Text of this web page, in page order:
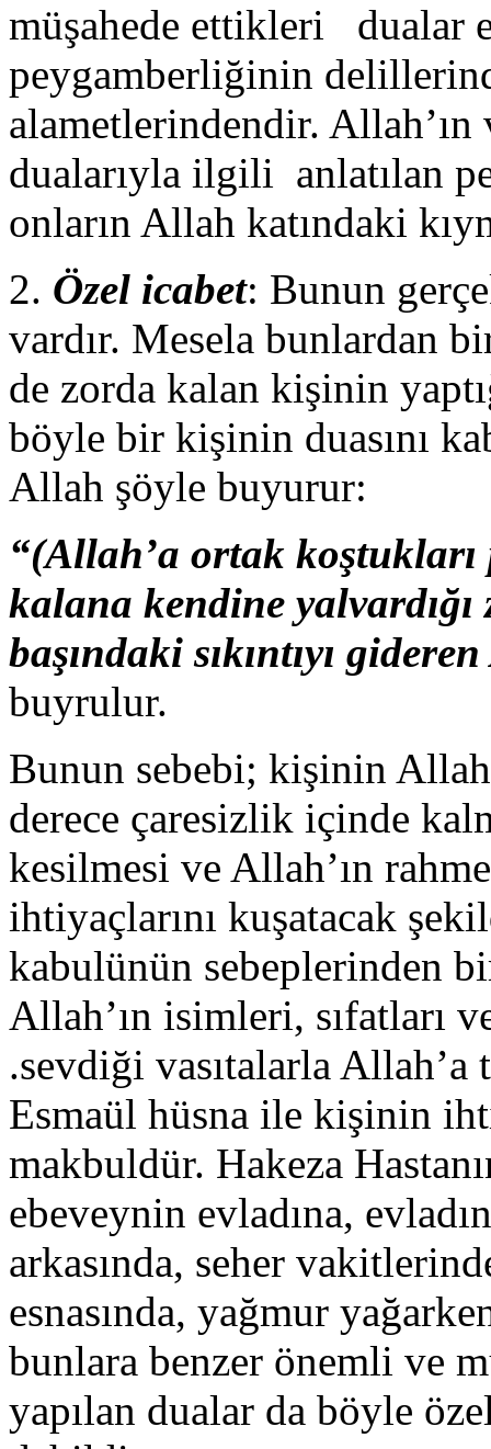
müşahede ettikleri dualar
peygamberliğinin
alametlerindendir.
dualarıyla ilgili anlatılan
onların Allah katındaki
2. Özel icabet: Bunun
vardır. Mesela bunlardan
de zorda kalan kişinin
böyle bir kişinin duasını
Allah şöyle buyurur:
“(Allah’a ortak koştukları
kalana kendine yalvardığı
başındaki sıkıntıyı
buyrulur.
Bunun sebebi; kişinin
derece çaresizlik içinde
kesilmesi ve Allah’ın
ihtiyaçlarını kuşatacak
kabulünün sebeplerinden
Allah’ın isimleri, sıfatları
.sevdiği vasıtalarla
Esmaül hüsna ile kişinin
makbuldür. Hakeza
ebeveynin evladına,
arkasında, seher
esnasında, yağmur
bunlara benzer önemli ve
yapılan dualar da böyle